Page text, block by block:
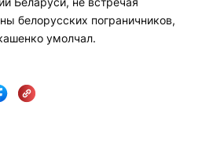
белорусских пограничников,
умолчал.